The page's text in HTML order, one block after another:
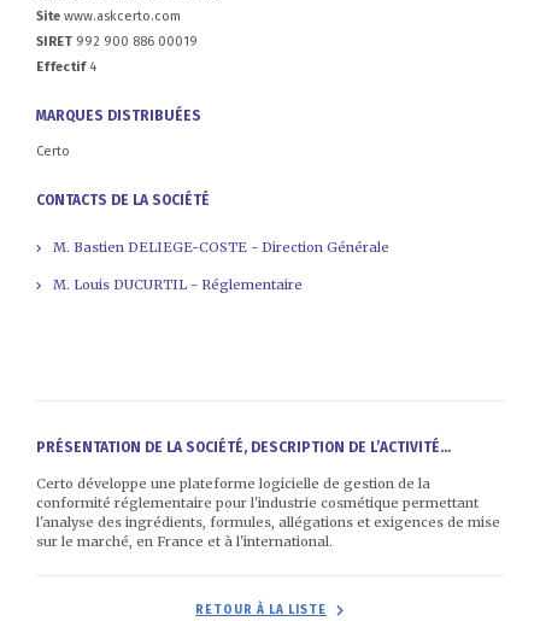
Site www.askcerto.com
SIRET 992 900 886 00019
Effectif4
MARQUES DISTRIBUÉES
Certo
CONTACTS DE LA SOCIÉTÉ
M. Bastien DELIEGE-COSTE - Direction Générale
M. Louis DUCURTIL - Réglementaire
PRÉSENTATION DE LA SOCIÉTÉ, DESCRIPTION DE L’ACTIVITÉ...
Certo développe une plateforme logicielle de gestion de la
conformité réglementaire pour l'industrie cosmétique permettant
l'analyse des ingrédients, formules, allégations et exigences de mise
sur le marché, en France et à l'international.
RETOUR À LA LISTE